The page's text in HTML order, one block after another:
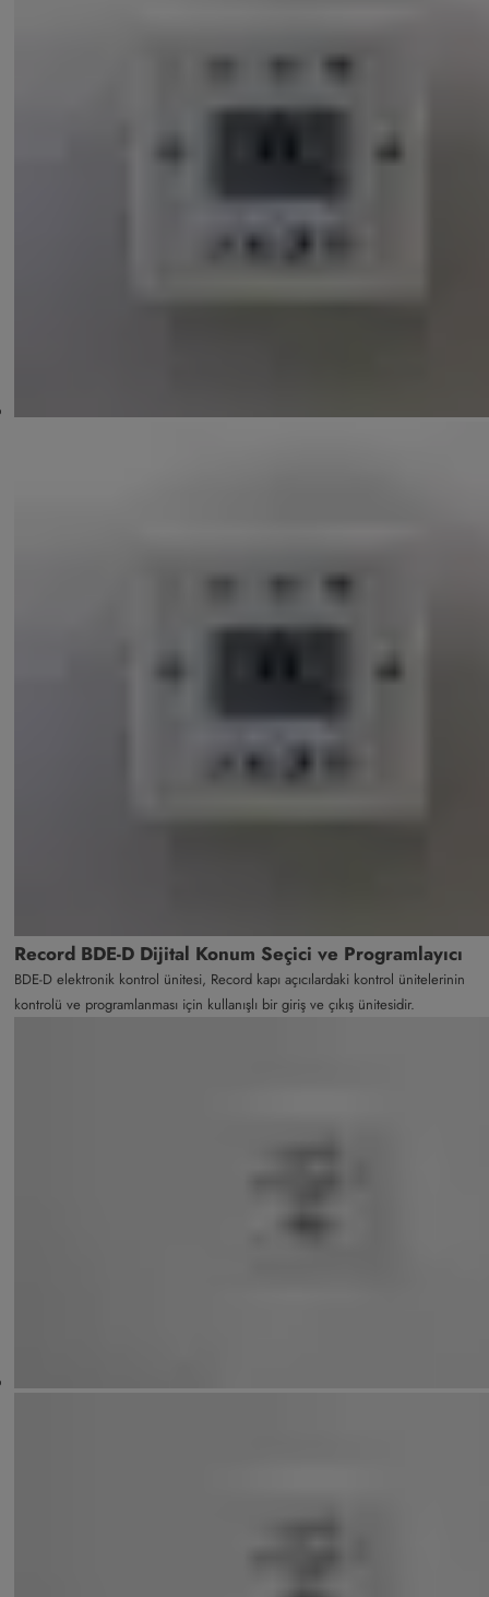
Record BDE-D Dijital Konum Seçici ve Programlayıcı
BDE-D elektronik kontrol ünitesi, Record kapı açıcılardaki kontrol ünitelerinin
kontrolü ve programlanması için kullanışlı bir giriş ve çıkış ünitesidir.